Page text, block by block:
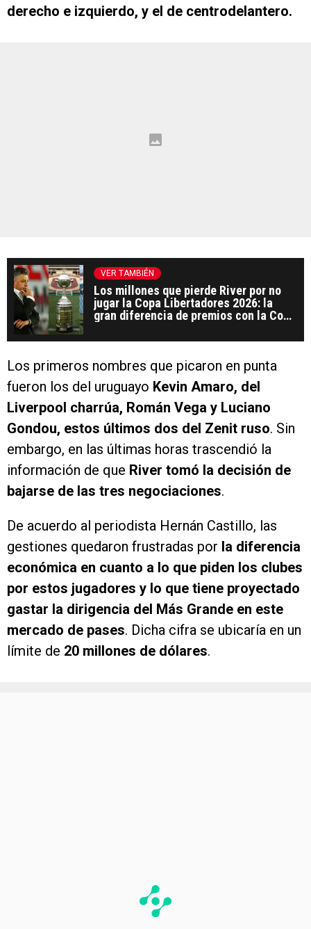
derecho e izquierdo, y el de centrodelantero.
VER TAMBIÉN
Los millones que pierde River por no
jugar la Copa Libertadores 2026: la
gran diferencia de premios con la Copa
Los primeros nombres que picaron en punta
fueron los del uruguayo Kevin Amaro, del
Liverpool charrúa, Román Vega y Luciano
Gondou, estos últimos dos del Zenit ruso. Sin
embargo, en las últimas horas trascendió la
información de que River tomó la decisión de
bajarse de las tres negociaciones.
De acuerdo al periodista Hernán Castillo, las
gestiones quedaron frustradas por la diferencia
económica en cuanto a lo que piden los clubes
por estos jugadores y lo que tiene proyectado
gastar la dirigencia del Más Grande en este
mercado de pases. Dicha cifra se ubicaría en un
límite de 20 millones de dólares.